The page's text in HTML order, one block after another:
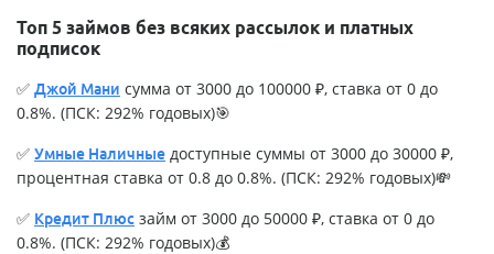
Топ 5 займов без всяких рассылок и платных
подписок
✅ Джой Мани сумма от 3000 до 100000 ₽, ставка от 0 до
0.8%. (ПСК: 292% годовых)🎯
✅ Умные Наличные доступные суммы от 3000 до 30000 ₽,
процентная ставка от 0.8 до 0.8%. (ПСК: 292% годовых)💸
✅ Кредит Плюс займ от 3000 до 50000 ₽, ставка от 0 до
0.8%. (ПСК: 292% годовых)💰